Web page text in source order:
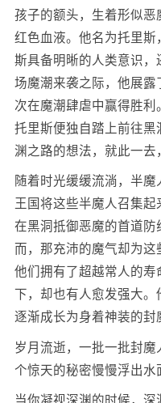
孩子的额头，生着形似
红色血液。他名为托里斯
斯具备明晰的人类意识
场魔潮来袭之际，他展
次在魔潮肆虐中赢得胜利
托里斯便独自踏上前往
渊之路的想法，就此一去
随着时光缓缓流淌，半
王国将这些半魔人召集
在黑洞抵御恶魔的首道
而，那充沛的魔气却为
他们拥有了超越常人的寿
下，却也有人愈发强大。
逐渐成长为身着神装的封
岁月流逝，一批一批封
个惊天的秘密慢慢浮出水